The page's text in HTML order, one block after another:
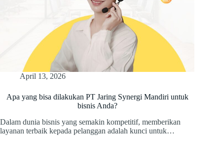
April 13, 2026
Apa yang bisa dilakukan PT Jaring Synergi Mandiri untuk
bisnis Anda?
Dalam dunia bisnis yang semakin kompetitif, memberikan
layanan terbaik kepada pelanggan adalah kunci untuk…